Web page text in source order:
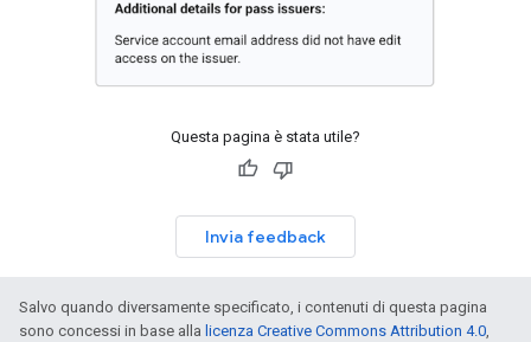
Questa pagina è stata utile?
Invia feedback
Salvo quando diversamente specificato, i contenuti di questa pagina
sono concessi in base alla licenza Creative Commons Attribution 4.0,